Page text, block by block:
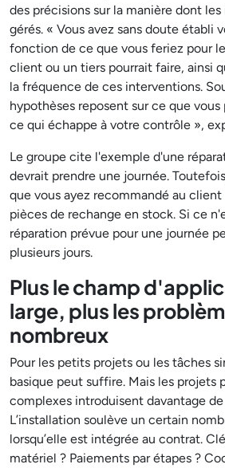
des précisions sur la manière dont
gérés. « Vous avez sans doute établi
fonction de ce que vous feriez pour
client ou un tiers pourrait faire, ainsi
la fréquence de ces interventions.
hypothèses reposent sur ce que
ce qui échappe à votre contrôle »,
Le groupe cite l'exemple d'une
devrait prendre une journée.
que vous ayez recommandé au client
pièces de rechange en stock. Si ce
réparation prévue pour une journée
plusieurs jours.
Plus le champ
large, plus les
nombreux
Pour les petits projets ou les tâches
basique peut suffire. Mais les projets
complexes introduisent davantage de
L’installation soulève un certain
lorsqu’elle est intégrée au contrat.
matériel ? Paiements par étapes ?